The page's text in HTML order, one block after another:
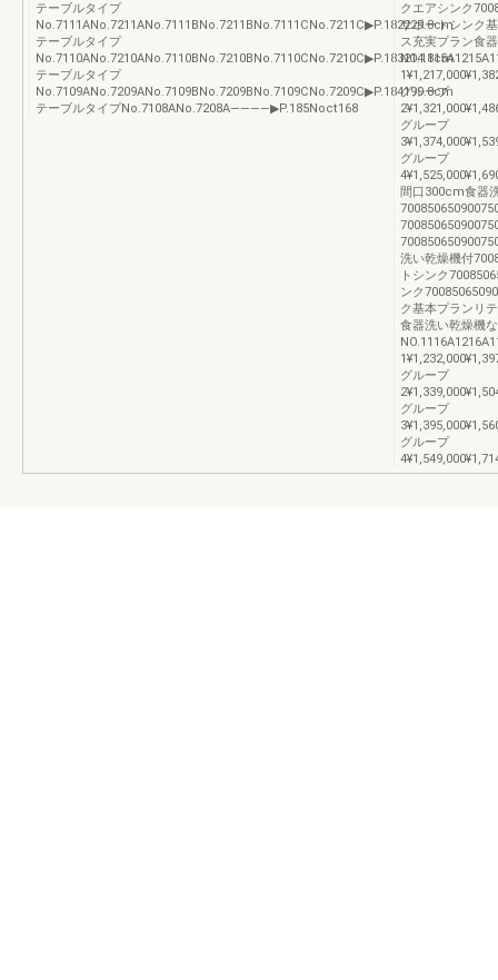
テーブルタイプ
No.7111ANo.7211ANo.7111BNo.7211BNo.7111CNo.7211C▶P.182229.8cm
テーブルタイプ
No.7110ANo.7210ANo.7110BNo.7210BNo.7110CNo.7210C▶P.183214.8cm
テーブルタイプ
No.7109ANo.7209ANo.7109BNo.7209BNo.7109CNo.7209C▶P.184199.8cm
テーブルタイプNo.7108ANo.7208A――――▶P.185Noct168
クエアシンク
サポートシンク
ス充実プラン食
グループ
グループ
グループ
間口300cm食器
洗い乾燥機付
トシンク
ンク
ク基本プランリ
食器洗い乾燥機
グループ
グループ
グループ